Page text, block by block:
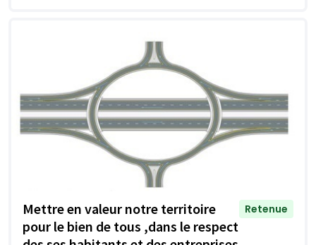
Mettre en valeur notre territoire
pour le bien de tous ,dans le respect
Retenue